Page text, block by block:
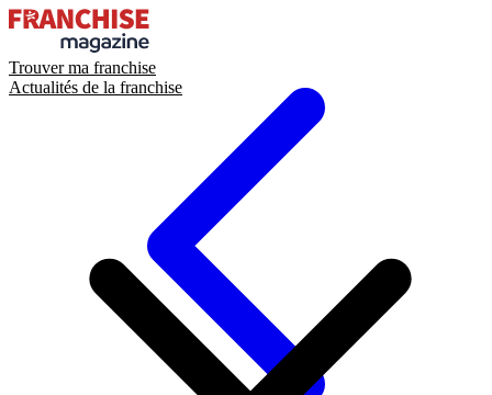
Trouver ma franchise
Actualités de la franchise